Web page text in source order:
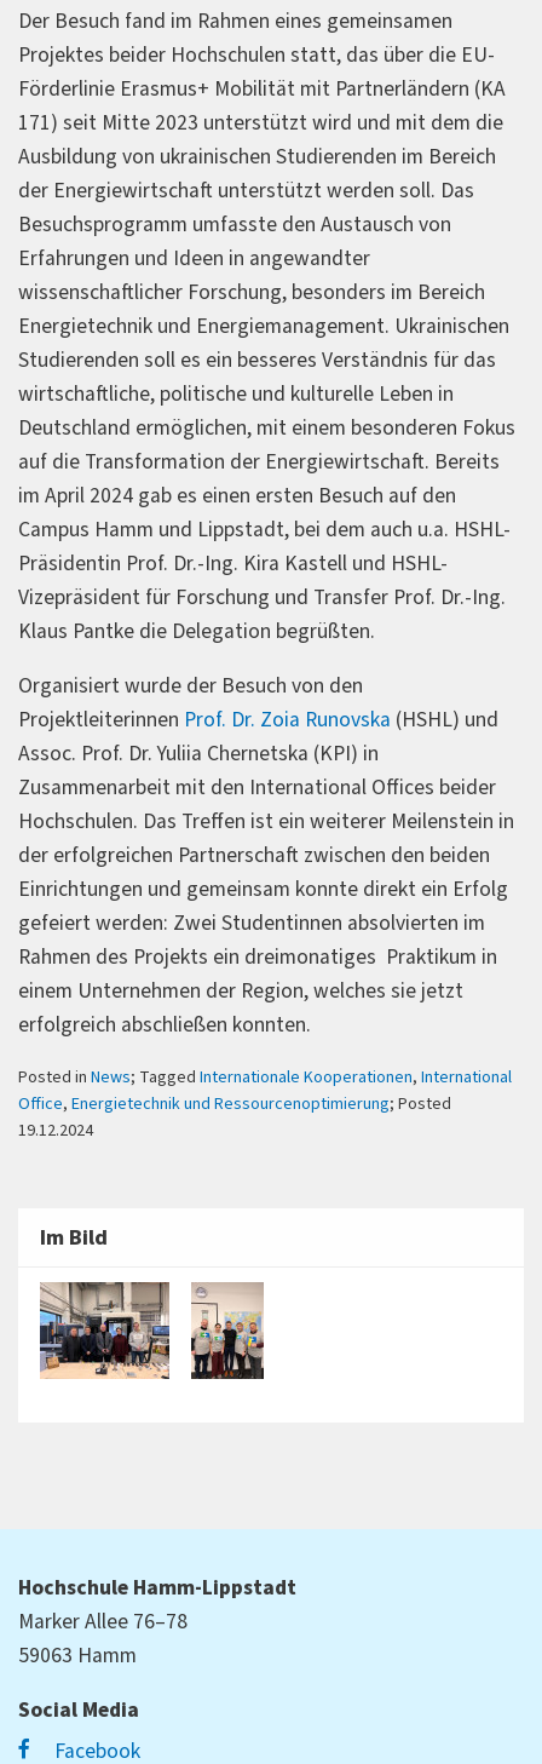
Der Besuch fand im Rahmen eines gemeinsamen
Projektes beider Hochschulen statt, das über die EU-
Förderlinie Erasmus+ Mobilität mit Partnerländern (KA
171) seit Mitte 2023 unterstützt wird und mit dem die
Ausbildung von ukrainischen Studierenden im Bereich
der Energiewirtschaft unterstützt werden soll. Das
Besuchsprogramm umfasste den Austausch von
Erfahrungen und Ideen in angewandter
wissenschaftlicher Forschung, besonders im Bereich
Energietechnik und Energiemanagement. Ukrainischen
Studierenden soll es ein besseres Verständnis für das
wirtschaftliche, politische und kulturelle Leben in
Deutschland ermöglichen, mit einem besonderen Fokus
auf die Transformation der Energiewirtschaft. Bereits
im April 2024 gab es einen ersten Besuch auf den
Campus Hamm und Lippstadt, bei dem auch u.a. HSHL-
Präsidentin Prof. Dr.-Ing. Kira Kastell und HSHL-
Vizepräsident für Forschung und Transfer Prof. Dr.-Ing.
Klaus Pantke die Delegation begrüßten.
Organisiert wurde der Besuch von den
Projektleiterinnen Prof. Dr. Zoia Runovska (HSHL) und
Assoc. Prof. Dr. Yuliia Chernetska (KPI) in
Zusammenarbeit mit den International Offices beider
Hochschulen. Das Treffen ist ein weiterer Meilenstein in
der erfolgreichen Partnerschaft zwischen den beiden
Einrichtungen und gemeinsam konnte direkt ein Erfolg
gefeiert werden: Zwei Studentinnen absolvierten im
Rahmen des Projekts ein dreimonatiges Praktikum in
einem Unternehmen der Region, welches sie jetzt
erfolgreich abschließen konnten.
Posted in News; Tagged Internationale Kooperationen, International
Office, Energietechnik und Ressourcenoptimierung; Posted
19.12.2024
Im Bild
Hochschule Hamm-Lippstadt
Marker Allee 76–78
59063 Hamm
Social Media
Facebook